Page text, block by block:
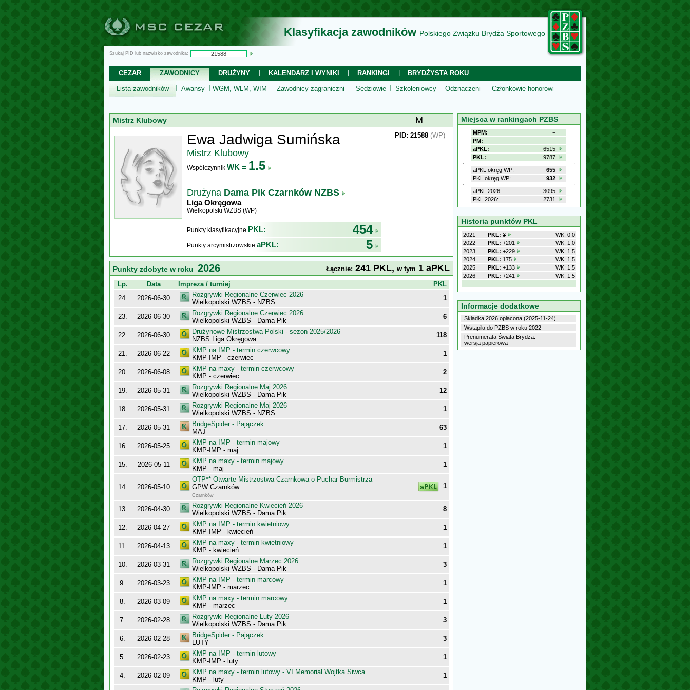
Klasyfikacja zawodników Polskiego Związku Brydża Sportowego
Szukaj PID lub nazwisko zawodnika:
CEZAR ZAWODNICY DRUŻYNY KALENDARZ I WYNIKI RANKINGI
BRYDŻYSTA ROKU
Lista zawodników
Awansy WGM, WLM, WIM Zawodnicy zagraniczni Sędziowie Szkoleniowcy Odznaczeni Członkowie honorowi
Mistrz Klubowy M
Ewa Jadwiga Sumińska
Mistrz Klubowy
Współczynnik WK = 1.5
Drużyna Dama Pik Czarnków NZBS
Liga Okręgowa
Wielkopolski WZBS (WP)
Punkty klasyfikacyjne PKL: 454
Punkty arcymistrzowskie aPKL: 5
PID: 21588 (WP)
Punkty zdobyte w roku 2026 Łącznie: 241 PKL, w tym 1 aPKL
Lp. Data Impreza / turniej
PKL
24.
2026-06-30
Rozgrywki Regionalne Czerwiec 2026
Wielkopolski WZBS - NZBS
1
23. 2026-06-30
Rozgrywki Regionalne Czerwiec 2026
Wielkopolski WZBS - Dama Pik
6
22. 2026-06-30
Drużynowe Mistrzostwa Polski - sezon 2025/2026
NZBS Liga Okręgowa
118
21. 2026-06-22
KMP na IMP - termin czerwcowy
KMP-IMP - czerwiec
1
20. 2026-06-08
KMP na maxy - termin czerwcowy
KMP - czerwiec
2
19. 2026-05-31
Rozgrywki Regionalne Maj 2026
Wielkopolski WZBS - Dama Pik
12
18. 2026-05-31
Rozgrywki Regionalne Maj 2026
Wielkopolski WZBS - NZBS
1
17. 2026-05-31
BridgeSpider - Pajączek
MAJ
63
16. 2026-05-25
KMP na IMP - termin majowy
KMP-IMP - maj
1
15. 2026-05-11
KMP na maxy - termin majowy
KMP - maj
1
14. 2026-05-10
OTP** Otwarte Mistrzostwa Czarnkowa o Puchar Burmistrza
GPW Czarnków
Czarnków
1
13. 2026-04-30
Rozgrywki Regionalne Kwiecień 2026
Wielkopolski WZBS - Dama Pik
8
12. 2026-04-27
KMP na IMP - termin kwietniowy
KMP-IMP - kwiecień
1
11. 2026-04-13
KMP na maxy - termin kwietniowy
KMP - kwiecień
1
10. 2026-03-31
Rozgrywki Regionalne Marzec 2026
Wielkopolski WZBS - Dama Pik
3
9. 2026-03-23
KMP na IMP - termin marcowy
KMP-IMP - marzec
1
8. 2026-03-09
KMP na maxy - termin marcowy
KMP - marzec
1
7. 2026-02-28
Rozgrywki Regionalne Luty 2026
Wielkopolski WZBS - Dama Pik
3
6. 2026-02-28
BridgeSpider - Pajączek
LUTY
3
5. 2026-02-23
KMP na IMP - termin lutowy
KMP-IMP - luty
1
4. 2026-02-09
KMP na maxy - termin lutowy - VI Memoriał Wojtka Siwca
KMP - luty
1
Miejsca w rankingach PZBS
MPM:
−
PM:
−
aPKL:
6515
PKL:
9787
aPKL okręg WP:
655
PKL okręg WP:
932
aPKL 2026:
3095
PKL 2026:
2731
Historia punktów PKL
2021 PKL: 3
WK: 0.0
2022
PKL: +201
WK: 1.0
2023
PKL: +229
WK: 1.5
2024
PKL: 175
WK: 1.5
2025
PKL: +133
WK: 1.5
2026
PKL: +241 WK: 1.5
Informacje dodatkowe
Składka 2026 opłacona (2025-11-24)
Wstąpiła do PZBS w roku 2022
Prenumerata Świata Brydża:
wersja papierowa